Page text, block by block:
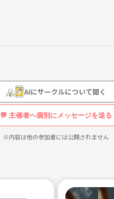
AIにサークルについて聞く
💬 主催者へ個別にメッセージを送る
※内容は他の参加者には公開されません